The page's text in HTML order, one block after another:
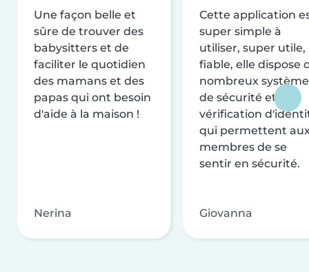
Une façon belle et
sûre de trouver des
babysitters et de
faciliter le quotidien
des mamans et des
papas qui ont besoin
d'aide à la maison !
Nerina
Cette application
super simple à
utiliser, super utile,
fiable, elle dispose
nombreux
de sécurité et de
vérification
qui permettent
membres de se
sentir en sécurité.
Giovanna